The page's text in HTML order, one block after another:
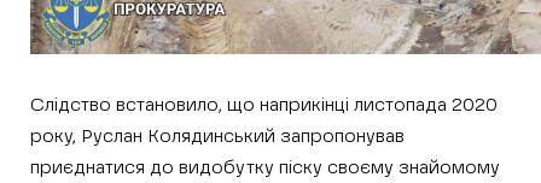
Слідство встановило, що наприкінці листопада 2020
року, Руслан Колядинський запропонував
приєднатися до видобутку піску своєму знайомому